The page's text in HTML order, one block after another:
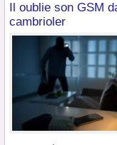
Il oublie son GSM
cambrioler